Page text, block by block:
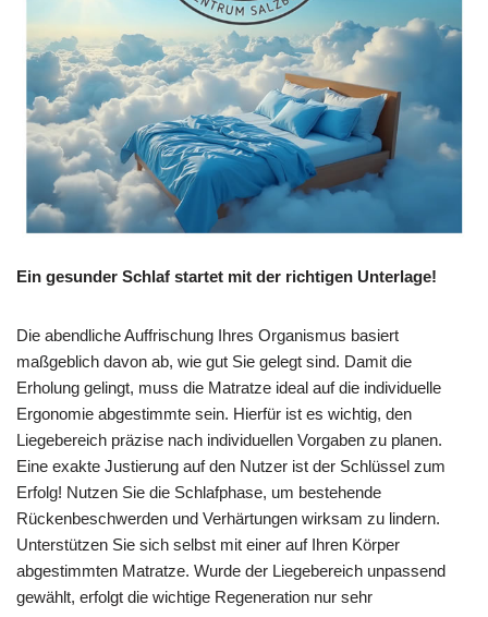
Ein gesunder Schlaf startet mit der richtigen Unterlage!
Die abendliche Auffrischung Ihres Organismus basiert
maßgeblich davon ab, wie gut Sie gelegt sind. Damit die
Erholung gelingt, muss die Matratze ideal auf die individuelle
Ergonomie abgestimmte sein. Hierfür ist es wichtig, den
Liegebereich präzise nach individuellen Vorgaben zu planen.
Eine exakte Justierung auf den Nutzer ist der Schlüssel zum
Erfolg! Nutzen Sie die Schlafphase, um bestehende
Rückenbeschwerden und Verhärtungen wirksam zu lindern.
Unterstützen Sie sich selbst mit einer auf Ihren Körper
abgestimmten Matratze. Wurde der Liegebereich unpassend
gewählt, erfolgt die wichtige Regeneration nur sehr